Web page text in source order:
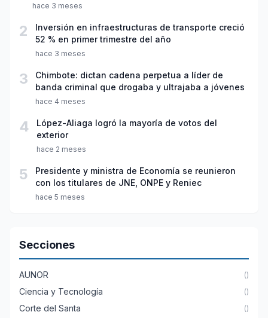
violación sexual y tentativa de feminicidio
hace 3 meses
2
Inversión en infraestructuras de transporte creció
52 % en primer trimestre del año
hace 3 meses
3
Chimbote: dictan cadena perpetua a líder de
banda criminal que drogaba y ultrajaba a jóvenes
hace 4 meses
4
López-Aliaga logró la mayoría de votos del
exterior
hace 2 meses
5
Presidente y ministra de Economía se reunieron
con los titulares de JNE, ONPE y Reniec
hace 5 meses
Secciones
AUNOR ()
Ciencia y Tecnología ()
Corte del Santa ()